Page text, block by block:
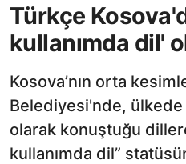
Türkçe
kullanımda dil'
Kosova’nın orta
Belediyesi'nde, ülkede
olarak konuştuğu
kullanımda dil”